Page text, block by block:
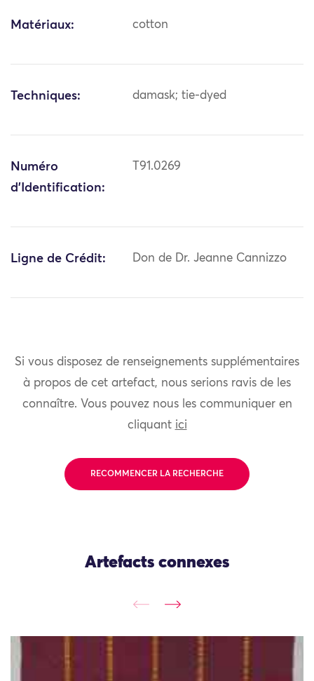
Matériaux: cotton
Techniques: damask; tie-dyed
Numéro
d'Identification:
T91.0269
Ligne de Crédit: Don de Dr. Jeanne Cannizzo
Si vous disposez de renseignements supplémentaires
à propos de cet artefact, nous serions ravis de les
connaître. Vous pouvez nous les communiquer en
cliquant ici
RECOMMENCER LA RECHERCHE
Artefacts connexes